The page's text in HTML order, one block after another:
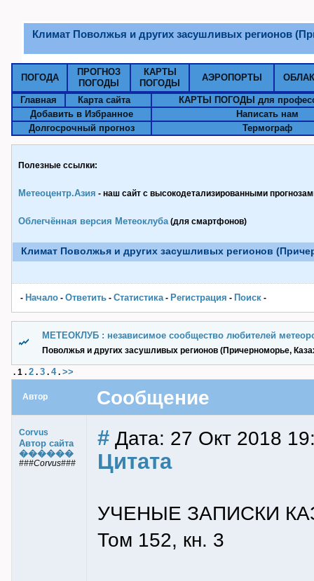
Климат Поволжья и других засушливых регионов
ПОГОДА
ПРОГНОЗ
ПОГОДЫ
КАРТЫ
ПОГОДЫ
АЭРОПОРТЫ
Главная Карта сайта
КАРТЫ ПОГОДЫ для
Добавить в Избранное
Написать нам
Долгосрочный прогноз
Термограф
Полезные ссылки:
Метеоцентр.Азия - наш сайт с высокодетализированными
Облегчённая версия Метеоклуба(для смартфонов)
Климат Поволжья и других засушливых регионов
- Начало - Ответить - Статистика- Pегистрация - Поиск -
МЕТЕОКЛУБ : независимое сообщество любителей
Поволжья и других засушливых регионов (Причерноморье,
. 1 . 2 . 3 . 4. >>
Автор Сообщение
Corvus
Автор сайта
������
###Corvus###
# Дата: 27 Окт 2018
Цитата
УЧЕНЫЕ ЗАПИСКИ
Том 152, кн. 3